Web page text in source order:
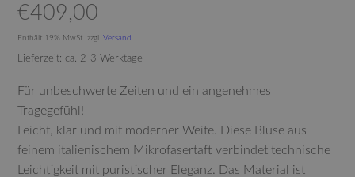
€409,00
Enthält 19% MwSt. zzgl.Versand
Lieferzeit: ca. 2-3 Werktage
Für unbeschwerte Zeiten und ein angenehmes
Tragegefühl!
Leicht, klar und mit moderner Weite. Diese Bluse aus
feinem italienischem Mikrofasertaft verbindet technische
Leichtigkeit mit puristischer Eleganz. Das Material ist